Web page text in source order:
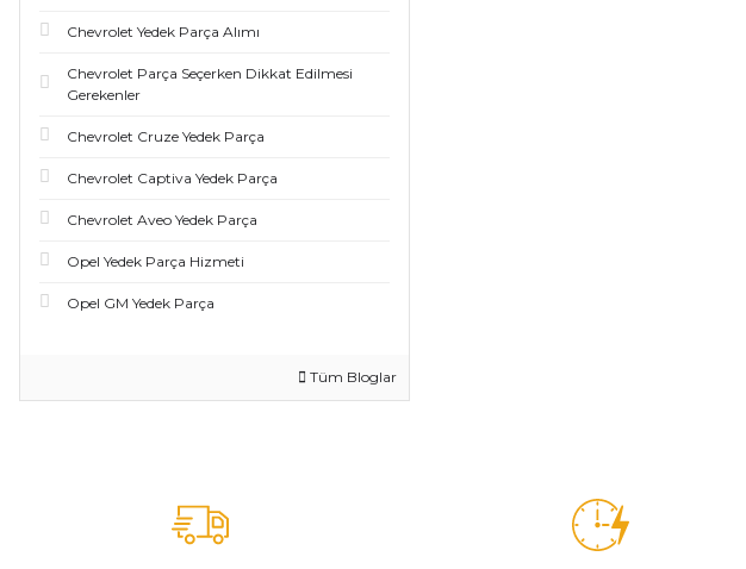
Chevrolet Yedek Parça Alımı
Chevrolet Parça Seçerken Dikkat Edilmesi
Gerekenler
Chevrolet Cruze Yedek Parça
Chevrolet Captiva Yedek Parça
Chevrolet Aveo Yedek Parça
Opel Yedek Parça Hizmeti
Opel GM Yedek Parça
Tüm Bloglar